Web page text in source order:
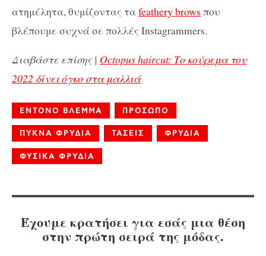
ατημέλητα, θυμίζοντας ταfeathery brows που
βλέπουμε συχνά σε πολλές Instagrammers.
Διαβάστε επίσης | Octopus haircut: Το κούρεμα του
2022 δίνει όγκο στα μαλλιά
ΕΝΤΟΝΟ ΒΛΕΜΜΑ ΠΡΟΣΩΠΟ
ΠΥΚΝΑ ΦΡΥΔΙΑ ΤΑΣΕΙΣ ΦΡΥΔΙΑ
ΦΥΣΙΚΑ ΦΡΥΔΙΑ
Έχουμε κρατήσει για εσάς μια θέση
στην πρώτη σειρά της μόδας.